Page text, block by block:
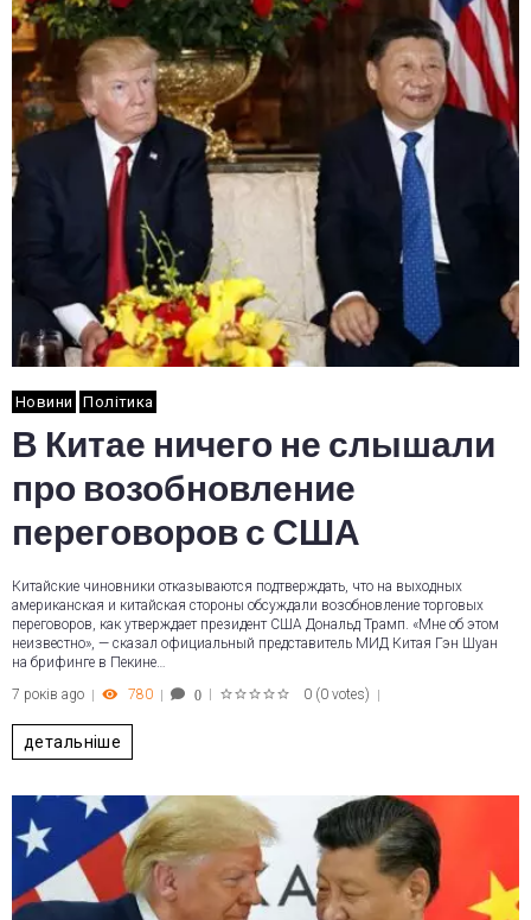
Новини Політика
В Китае ничего не слышали
про возобновление
переговоров с США
Китайские чиновники отказываются подтверждать, что на выходных
американская и китайская стороны обсуждали возобновление торговых
переговоров, как утверждает президент США Дональд Трамп. «Мне об этом
неизвестно», — сказал официальный представитель МИД Китая Гэн Шуан
на брифинге в Пекине…
7 років ago
780 0 0 (0 votes)
детальніше